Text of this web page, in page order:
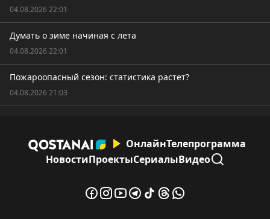
04.08.2026 22:01
Думать о зиме начиная с лета
04.08.2026 22:01
Пожароопасный сезон: статистика растет?
04.08.2026 21:03
ОнлайнТелепрограмма
НовостиПроектыСериалыВидео